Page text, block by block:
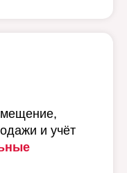
и учёт